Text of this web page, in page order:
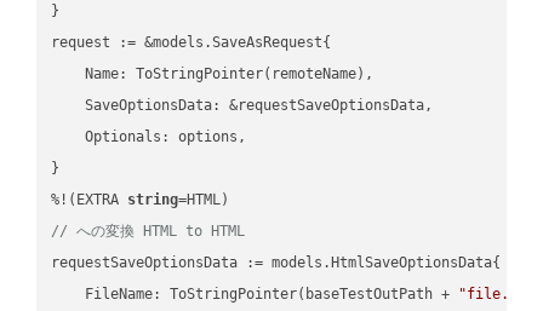
}
request := &models.SaveAsRequest{
    Name: ToStringPointer(remoteName),
    SaveOptionsData: &requestSaveOptionsData,
    Optionals: options,
}
%!(EXTRA string
// への変換 HTML to HTML
requestSaveOptionsData := models.HtmlSaveOptionsData{
    FileName: ToStringPointer(baseTestOutPath +